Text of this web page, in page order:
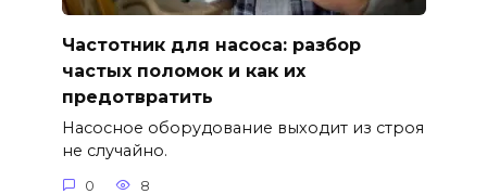
Частотник для насоса: разбор
частых поломок и как их
предотвратить
Насосное оборудование выходит из строя
не случайно.
0 8